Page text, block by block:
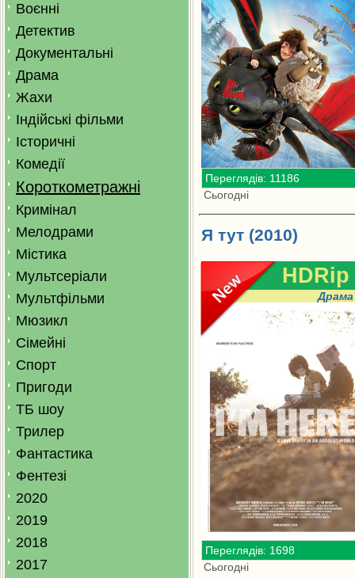
Воєнні
Детектив
Документальні
Драма
Жахи
Індійські фільми
Історичні
Комедії
Короткометражні
Кримінал
Мелодрами
Містика
Мультсеріали
Мультфільми
Мюзикл
Сімейні
Спорт
Пригоди
ТБ шоу
Трилер
Фантастика
Фентезі
2020
2019
2018
2017
Переглядів: 11186
Сьогодні
Я тут (2010)
HDRip
Драма
Переглядів: 1698
Сьогодні